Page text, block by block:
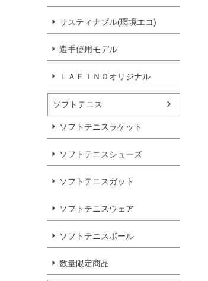
サスティナブル(環境エコ)
選手使用モデル
ＬＡＦＩＮＯオリジナル
ソフトテニス
ソフトテニスラケット
ソフトテニスシューズ
ソフトテニスガット
ソフトテニスウェア
ソフトテニスボール
数量限定商品